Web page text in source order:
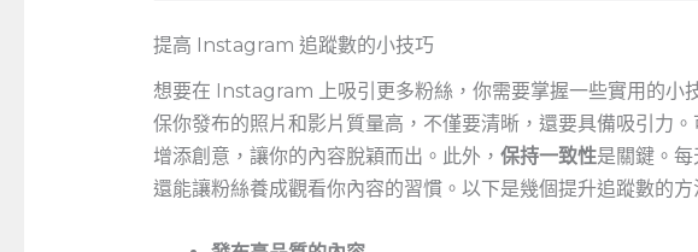
提高 Instagram 追蹤數的小技巧
想要在 Instagram‍ 上吸引更多粉絲，你需要掌握一些實用的小
保你發布的照片和影片質量高，不僅要清晰，還要具備吸引力
增添創意，讓你的內容脫穎而出。此外， 保持一致性是關鍵。每
還能讓粉絲養成觀看你內容的習慣。以下是幾個提升追蹤數的方